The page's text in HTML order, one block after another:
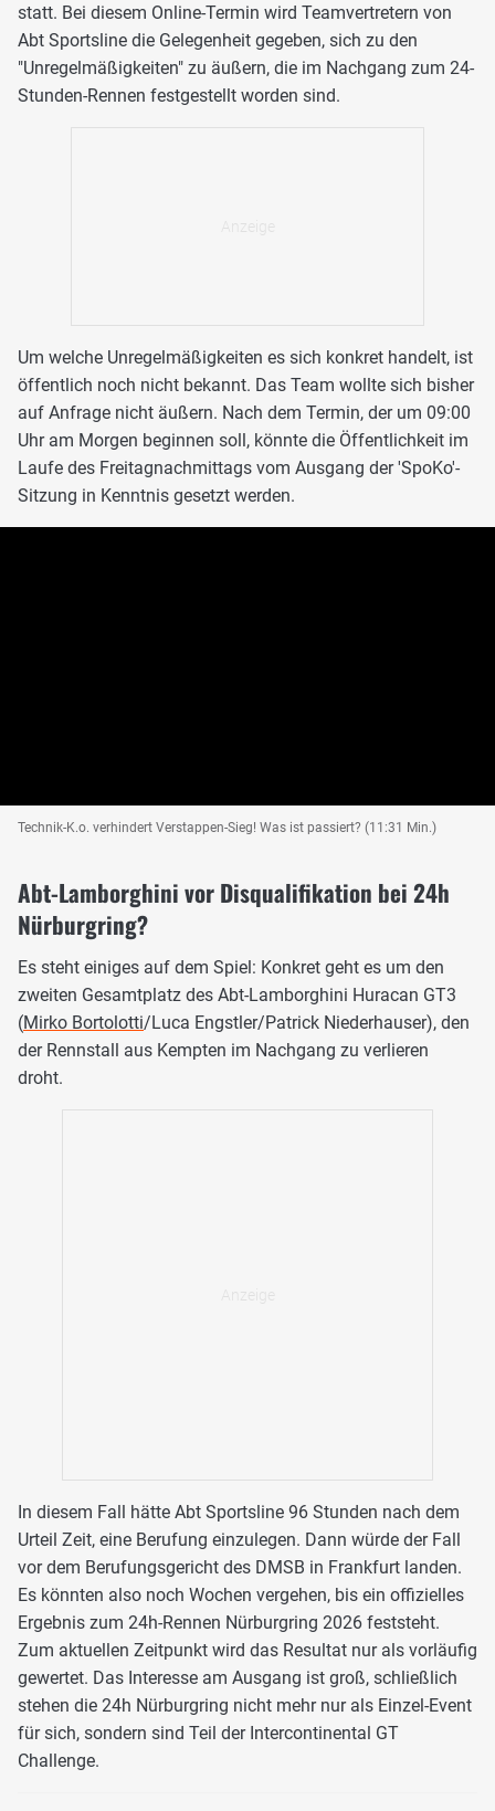
statt. Bei diesem Online-Termin wird Teamvertretern von
Abt Sportsline die Gelegenheit gegeben, sich zu den
"Unregelmäßigkeiten" zu äußern, die im Nachgang zum 24-
Stunden-Rennen festgestellt worden sind.
Um welche Unregelmäßigkeiten es sich konkret handelt, ist
öffentlich noch nicht bekannt. Das Team wollte sich bisher
auf Anfrage nicht äußern. Nach dem Termin, der um 09:00
Uhr am Morgen beginnen soll, könnte die Öffentlichkeit im
Laufe des Freitagnachmittags vom Ausgang der 'SpoKo'-
Sitzung in Kenntnis gesetzt werden.
Technik-K.o. verhindert Verstappen-Sieg! Was ist passiert? (11:31 Min.)
Abt-Lamborghini vor Disqualifikation bei 24h
Nürburgring?
Es steht einiges auf dem Spiel: Konkret geht es um den
zweiten Gesamtplatz des Abt-Lamborghini Huracan GT3
(Mirko Bortolotti/Luca Engstler/Patrick Niederhauser), den
der Rennstall aus Kempten im Nachgang zu verlieren
droht.
In diesem Fall hätte Abt Sportsline 96 Stunden nach dem
Urteil Zeit, eine Berufung einzulegen. Dann würde der Fall
vor dem Berufungsgericht des DMSB in Frankfurt landen.
Es könnten also noch Wochen vergehen, bis ein offizielles
Ergebnis zum 24h-Rennen Nürburgring 2026 feststeht.
Zum aktuellen Zeitpunkt wird das Resultat nur als vorläufig
gewertet. Das Interesse am Ausgang ist groß, schließlich
stehen die 24h Nürburgring nicht mehr nur als Einzel-Event
für sich, sondern sind Teil der Intercontinental GT
Challenge.